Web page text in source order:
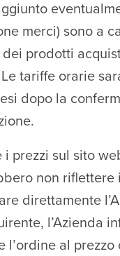
merci) sono a
prodotti
tariffe orarie
dopo la
prezzi sul sito
non riflettere
direttamente
l’Azienda
al